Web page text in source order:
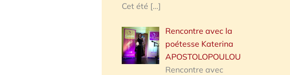
Cet été […]
Rencontre avec la
poétesse Katerina
APOSTOLOPOULOU
Rencontre avec